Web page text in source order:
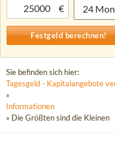
€
Sie befinden sich hier:
Tagesgeld - Kapitalangebote
»
Informationen
» Die Größten sind die Kleinen